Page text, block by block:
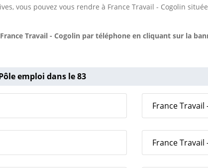
vous pouvez vous rendre à France Travail - Cogolin
Travail - Cogolin par téléphone en cliquant sur la
emploi dans le 83
France Travail
France Travail